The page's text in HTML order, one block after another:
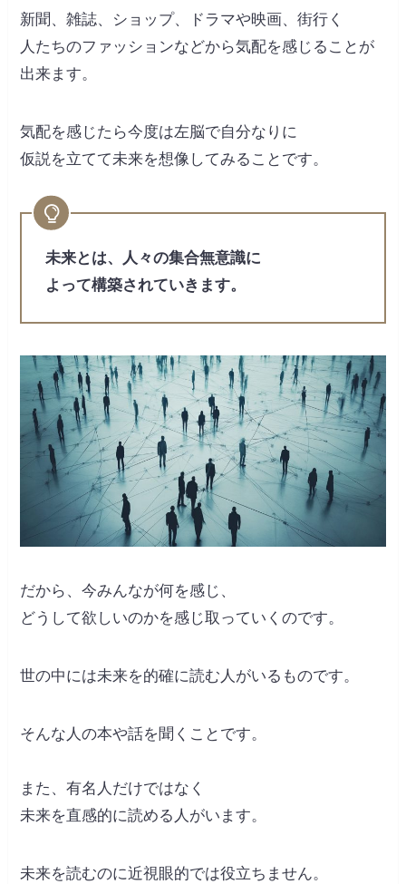
新聞、雑誌、ショップ、ドラマや映画、街行く
人たちのファッションなどから気配を感じることが
出来ます。
気配を感じたら今度は左脳で自分なりに
仮説を立てて未来を想像してみることです。
未来とは、人々の集合無意識に
よって構築されていきます。
だから、今みんなが何を感じ、
どうして欲しいのかを感じ取っていくのです。
世の中には未来を的確に読む人がいるものです。
そんな人の本や話を聞くことです。
また、有名人だけではなく
未来を直感的に読める人がいます。
未来を読むのに近視眼的では役立ちません。